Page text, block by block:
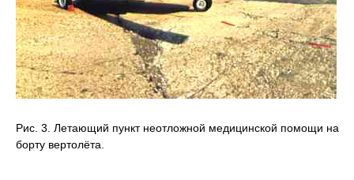
Рис. 3. Летающий пункт неотложной медицинской помощи на
борту вертолёта.